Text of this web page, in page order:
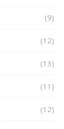
(9)
(12)
(13)
(11)
(12)